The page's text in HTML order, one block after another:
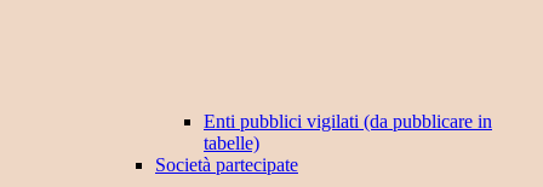
Enti pubblici vigilati (da pubblicare in
tabelle)
Società partecipate